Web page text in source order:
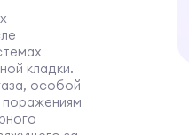
кладки.
особой